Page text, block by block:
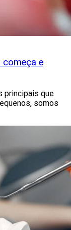
começa e
principais que
somos